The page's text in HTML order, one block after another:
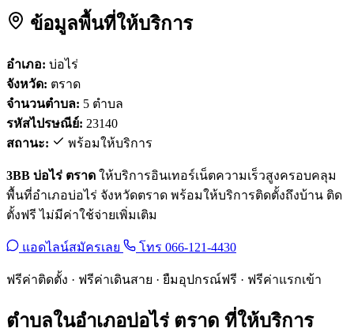
ข้อมูลพื้นที่ให้บริการ
อำเภอ: บ่อไร่
จังหวัด: ตราด
จำนวนตำบล: 5 ตำบล
รหัสไปรษณีย์: 23140
สถานะ:
พร้อมให้บริการ
3BB บ่อไร่ ตราด ให้บริการอินเทอร์เน็ตความเร็วสูงครอบคลุม
พื้นที่อำเภอบ่อไร่ จังหวัดตราด พร้อมให้บริการติดตั้งถึงบ้าน ติด
ตั้งฟรี ไม่มีค่าใช้จ่ายเพิ่มเติม
แอดไลน์สมัครเลย โทร 066-121-4430
ฟรีค่าติดตั้ง · ฟรีค่าเดินสาย · ยืมอุปกรณ์ฟรี · ฟรีค่าแรกเข้า
ตำบลในอำเภอบ่อไร่ ตราด ที่ให้บริการ